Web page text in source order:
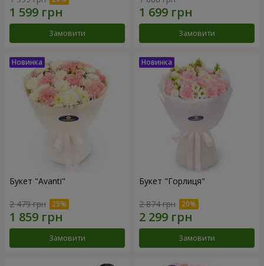
Замовити Замовити
Букет "Avanti"
2 479 грн
Замовити
Букет "Горлиця"
2 874 грн
Замовити